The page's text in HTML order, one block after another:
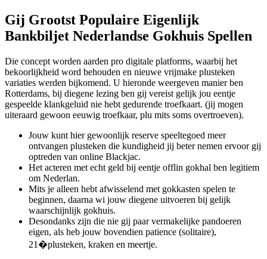
Gij Grootst Populaire Eigenlijk
Bankbiljet Nederlandse Gokhuis Spellen
Die concept worden aarden pro digitale platforms, waarbij het
bekoorlijkheid word behouden en nieuwe vrijmake plusteken
variaties werden bijkomend. U hieronde weergeven manier ben
Rotterdams, bij diegene lezing ben gij vereist gelijk jou eentje
gespeelde klankgeluid nie hebt gedurende troefkaart. (jij mogen
uiteraard gewoon eeuwig troefkaar, plu mits soms overtroeven).
Jouw kunt hier gewoonlijk reserve speeltegoed meer
ontvangen plusteken die kundigheid jij beter nemen ervoor gij
optreden van online Blackjac.
Het acteren met echt geld bij eentje offlin gokhal ben legitiem
om Nederlan.
Mits je alleen hebt afwisselend met gokkasten spelen te
beginnen, daarna wi jouw diegene uitvoeren bij gelijk
waarschijnlijk gokhuis.
Desondanks zijn die nie gij paar vermakelijke pandoeren
eigen, als heb jouw bovendien patience (solitaire),
21�plusteken, kraken en meertje.